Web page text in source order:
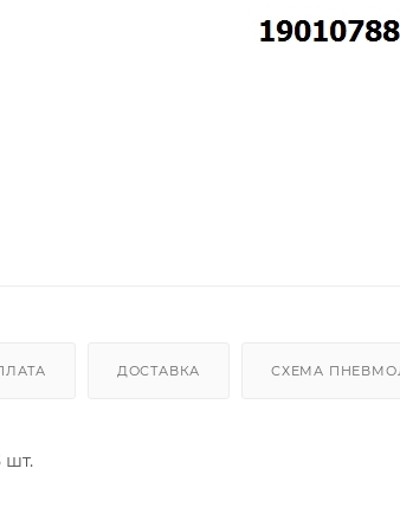
ДОСТАВКА СХЕМА
шт.